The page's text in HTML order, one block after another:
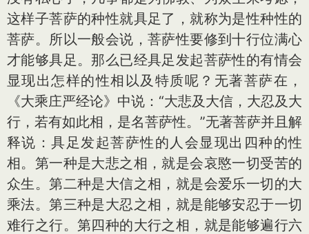
这样子菩萨的种性就具足了，就称为是性种性的
菩萨。所以一般会说，菩萨性要修到十行位满心
才能够具足。那么已经具足发起菩萨性的有情会
显现出怎样的性相以及特质呢？无著菩萨在，
《大乘庄严经论》中说：“大悲及大信，大忍及大
行，若有如此相，是名菩萨性。”无著菩萨并且解
释说：具足发起菩萨性的人会显现出四种的性
相。第一种是大悲之相，就是会哀愍一切受苦的
众生。第二种是大信之相，就是会爱乐一切的大
乘法。第三种是大忍之相，就是能够安忍于一切
难行之行。第四种的大行之相，就是能够遍行六